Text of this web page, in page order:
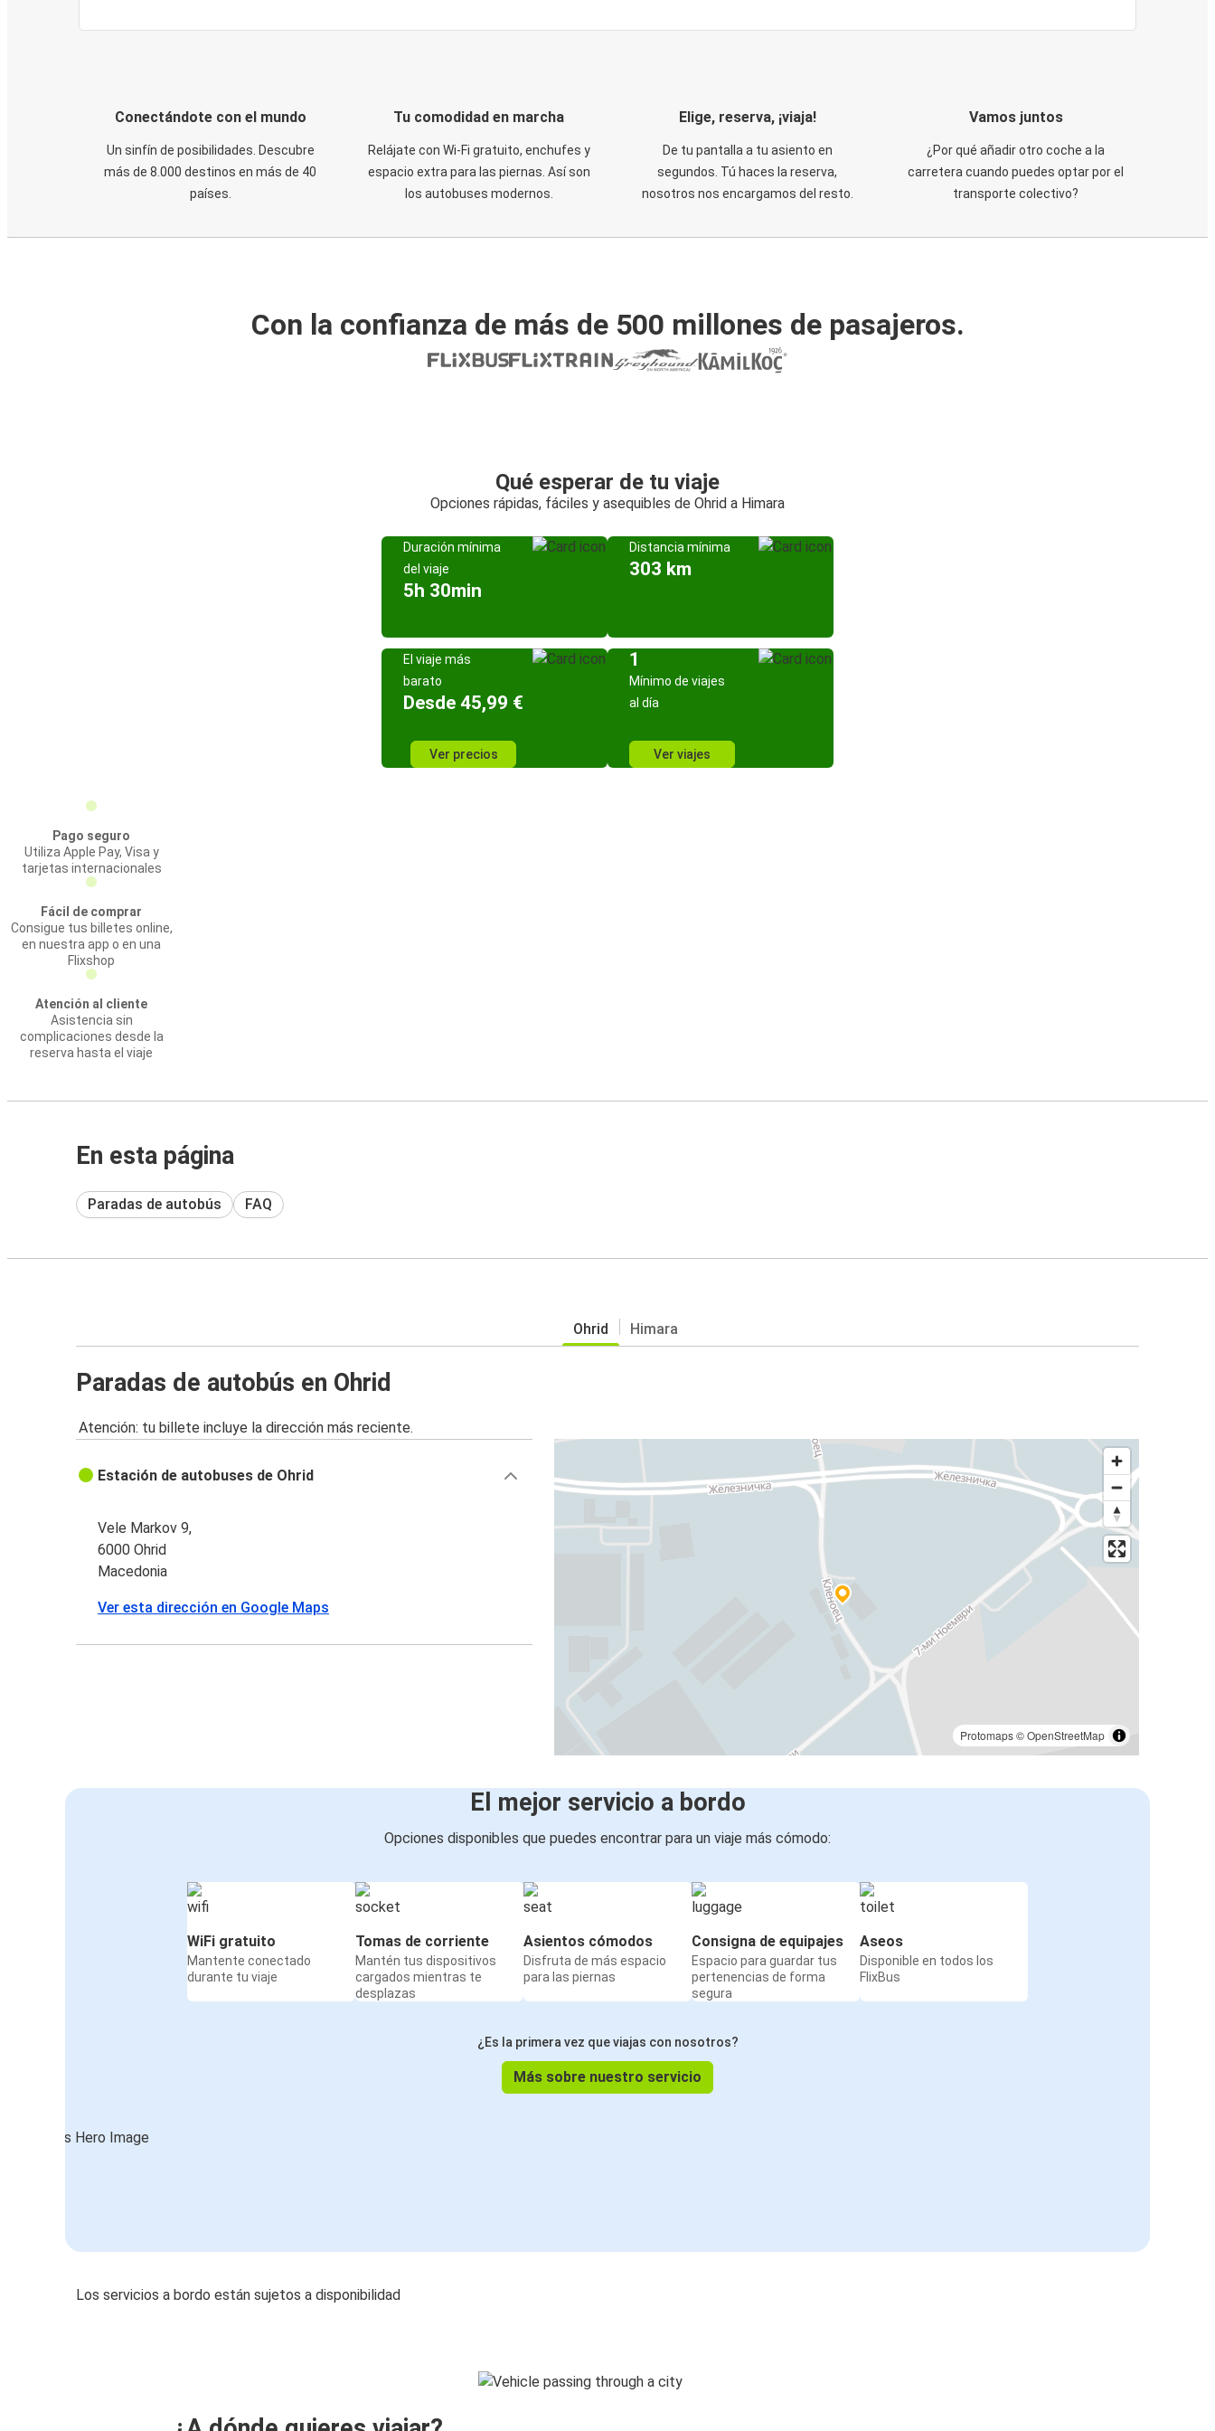
Conectándote con el mundo
Un sinfín de posibilidades. Descubre
más de 8.000 destinos en más de 40
países.
Tu comodidad en marcha
Relájate con Wi-Fi gratuito, enchufes y
espacio extra para las piernas. Así son
los autobuses modernos.
Elige, reserva, ¡viaja!
De tu pantalla a tu asiento en
segundos. Tú haces la reserva,
nosotros nos encargamos del resto.
Vamos juntos
¿Por qué añadir otro coche a la
carretera cuando puedes optar por el
transporte colectivo?
Con la confianza de más de 500 millones de pasajeros.
Qué esperar de tu viaje
Opciones rápidas, fáciles y asequibles de Ohrid a Himara
Duración mínima
del viaje
5h 30min
Distancia mínima
303 km
El viaje más
barato
Desde 45,99 €
Ver precios
1
Mínimo de viajes
al día
Ver viajes
Pago seguro
Utiliza Apple Pay, Visa y
tarjetas internacionales
Fácil de comprar
Consigue tus billetes online,
en nuestra app o en una
Flixshop
Atención al cliente
Asistencia sin
complicaciones desde la
reserva hasta el viaje
En esta página
Paradas de autobús FAQ
Ohrid Himara
Paradas de autobús en Ohrid
Atención: tu billete incluye la dirección más reciente.
Protomaps©OpenStreetMap
Estación de autobuses de Ohrid
Vele Markov 9,
6000 Ohrid
Macedonia
Ver esta dirección en Google Maps
El mejor servicio a bordo
Opciones disponibles que puedes encontrar para un viaje más cómodo:
WiFi gratuito
Mantente conectado
durante tu viaje
Tomas de corriente
Mantén tus dispositivos
cargados mientras te
desplazas
Asientos cómodos
Disfruta de más espacio
para las piernas
Consigna de equipajes
Espacio para guardar tus
pertenencias de forma
segura
Aseos
Disponible en todos los
FlixBus
¿Es la primera vez que viajas con nosotros?
Más sobre nuestro servicio
Los servicios a bordo están sujetos a disponibilidad